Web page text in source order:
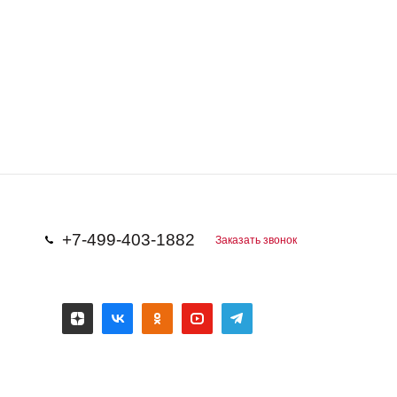
+7-499-403-1882 Заказать звонок